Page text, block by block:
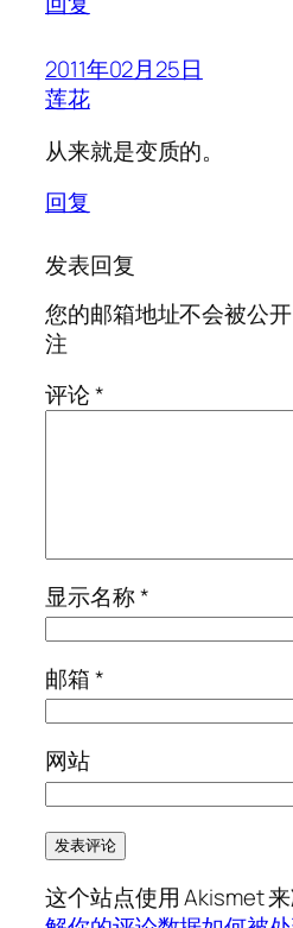
2011年02月25日
莲花
从来就是变质的。
回复
发表回复
您的邮箱地址不会被公开
注
评论*
显示名称*
邮箱*
网站
这个站点使用 Akismet 来